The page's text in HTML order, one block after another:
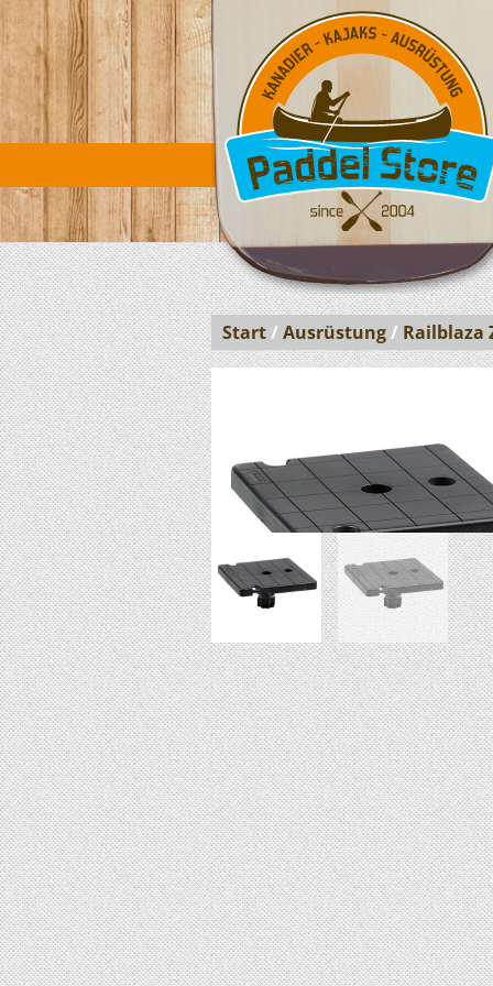
Start/ Ausrüstung/ Railblaza